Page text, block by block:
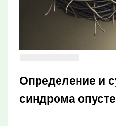
Определение и
синдрома